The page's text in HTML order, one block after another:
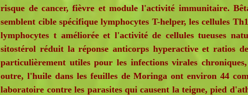
risque de cancer, fièvre et module l'activité immunitaire.
semblent cible spécifique lymphocytes T-helper, les cellules
lymphocytes t améliorée et l'activité de cellules tueuses
sitostérol réduit la réponse anticorps hyperactive et ratios
particulièrement utiles pour les infections virales
outre, l'huile dans les feuilles de Moringa ont environ 44
laboratoire contre les parasites qui causent la teigne, pied